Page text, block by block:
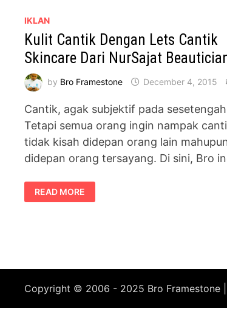
IKLAN
Kulit Cantik Dengan Lets Cantik
Skincare Dari NurSajat
by Bro Framestone December 4, 2015
Cantik, agak subjektif pada
Tetapi semua orang ingin nampak
tidak kisah didepan orang lain
didepan orang tersayang. Di sini, Bro
KULIT
CANTIK
DENGAN
READ MORE
Copyright © 2006 - 2025 Bro Framestone